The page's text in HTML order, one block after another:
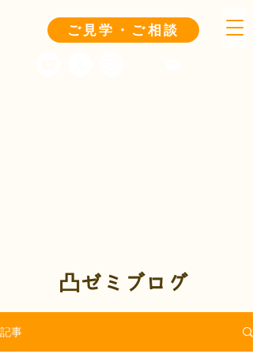
ご見学・ご相談
凸ゼミブログ
記事